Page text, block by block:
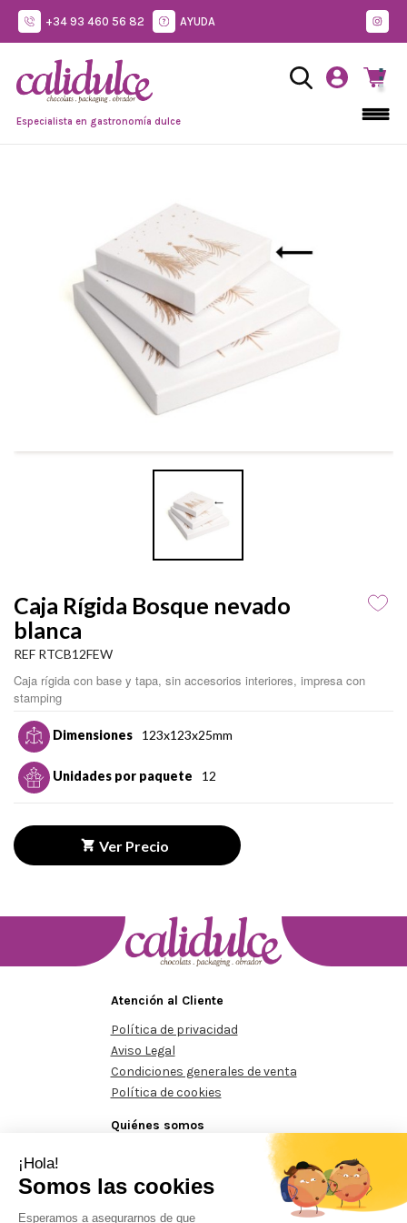
+34 93 460 56 82 AYUDA
Especialista en gastronomía dulce
Caja Rígida Bosque nevado
blanca
REF RTCB12FEW
Caja rígida con base y tapa, sin accesorios interiores, impresa con
stamping
Dimensiones 123x123x25mm
Unidades por paquete 12
Ver Precio
Atención al Cliente
Política de privacidad
Aviso Legal
Condiciones generales de venta
Política de cookies
Quiénes somos
Contacte con nosotros
de 125€ Pedidos mínimos de 125€ Pedidos mínimos